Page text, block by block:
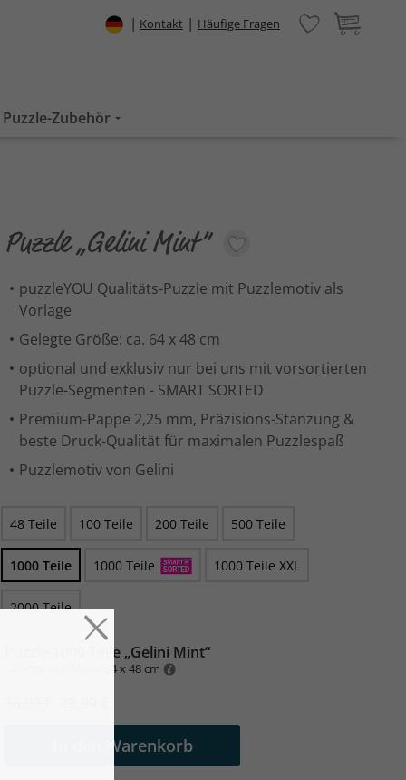
| Kontakt | Häufige Fragen
Puzzle-Zubehör
Puzzle „Gelini Mint“
puzzleYOU Qualitäts-Puzzle mit Puzzlemotiv als
Vorlage
Gelegte Größe: ca. 64 x 48 cm
optional und exklusiv nur bei uns mit vorsortierten
Puzzle-Segmenten - SMART SORTED
Premium-Pappe 2,25 mm, Präzisions-Stanzung &
beste Druck-Qualität für maximalen Puzzlespaß
Puzzlemotiv von Gelini
48 Teile 100 Teile 200 Teile 500 Teile
1000 Teile 1000 Teile 1000 Teile XXL
2000 Teile
Puzzle 1000 Teile „Gelini Mint“
Gelegte Größe: ca. 64 x 48 cm
In den Warenkorb